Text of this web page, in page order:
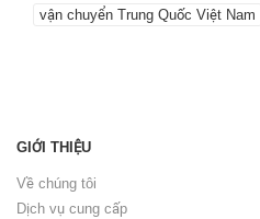
vận chuyển Trung Quốc Việt Nam
GIỚI THIỆU
Về chúng tôi
Dịch vụ cung cấp